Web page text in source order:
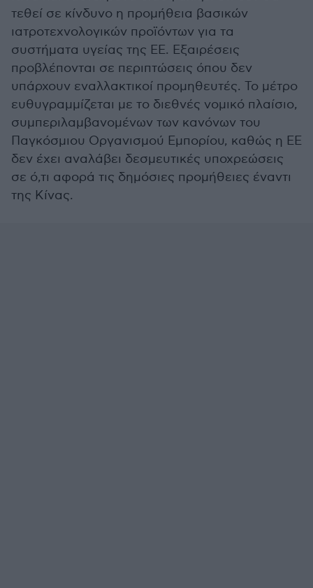
τεθεί σε κίνδυνο η προμήθεια βασικών
ιατροτεχνολογικών προϊόντων για τα
συστήματα υγείας της ΕΕ. Εξαιρέσεις
προβλέπονται σε περιπτώσεις όπου δεν
υπάρχουν εναλλακτικοί προμηθευτές. Το μέτρο
ευθυγραμμίζεται με το διεθνές νομικό πλαίσιο,
συμπεριλαμβανομένων των κανόνων του
Παγκόσμιου Οργανισμού Εμπορίου, καθώς η ΕΕ
δεν έχει αναλάβει δεσμευτικές υποχρεώσεις
σε ό,τι αφορά τις δημόσιες προμήθειες έναντι
της Κίνας.